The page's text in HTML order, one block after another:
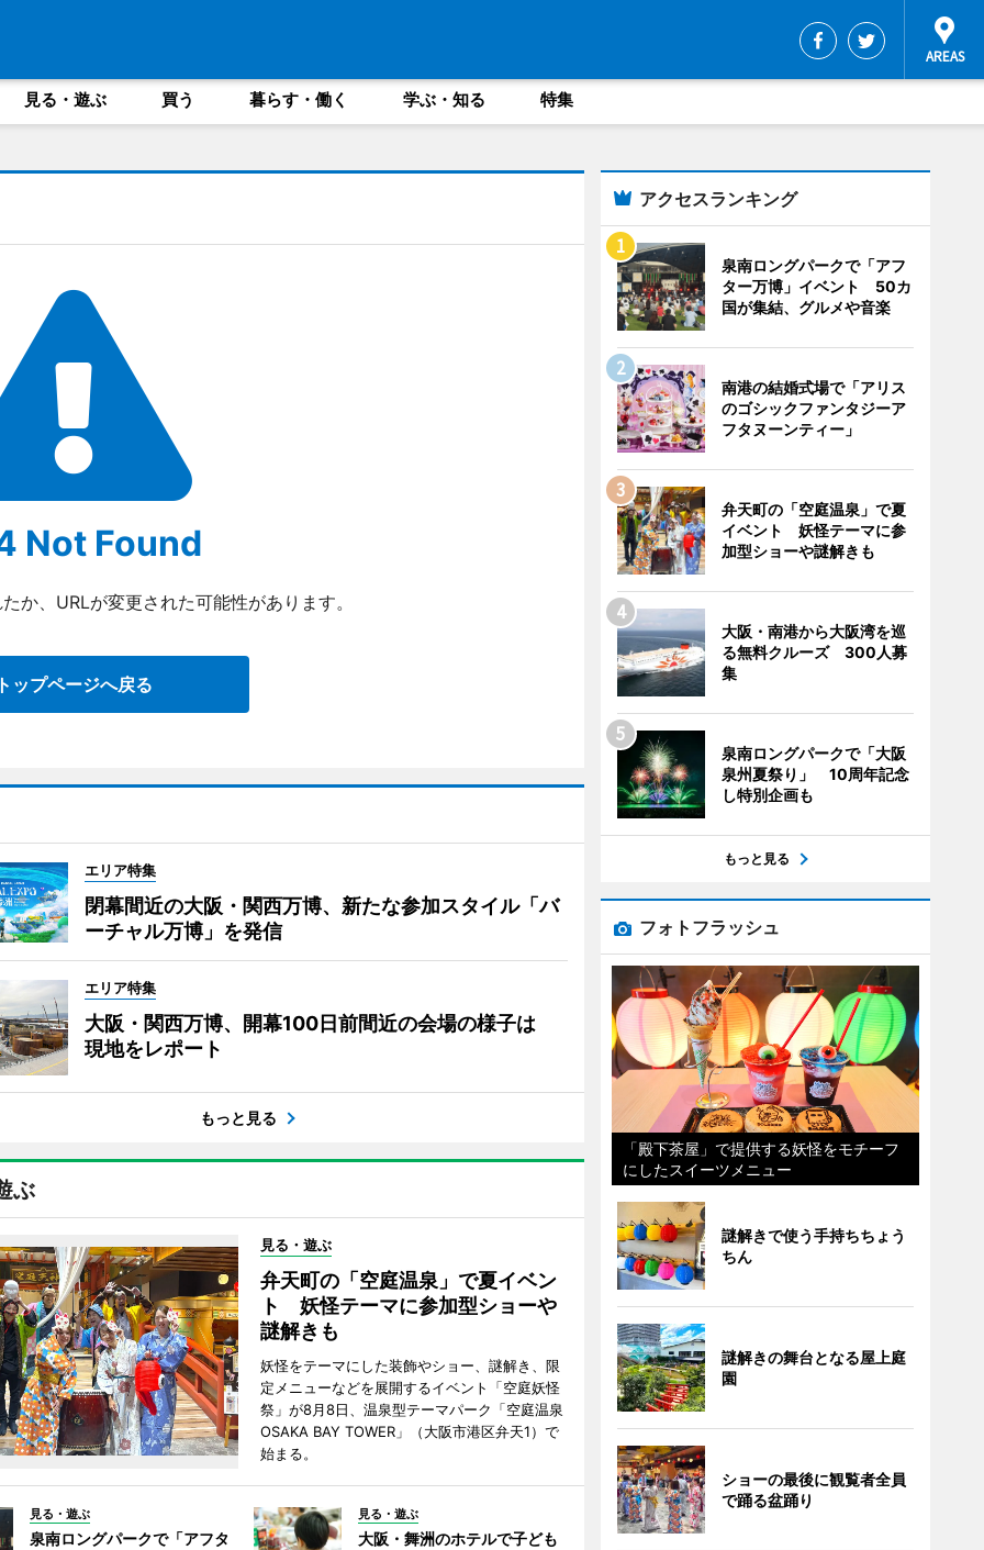
見る・遊ぶ 買う 暮らす・働く 学ぶ・知る 特集
Not Found
か、URLが変更された可能性があります。
ップページへ戻る
エリア特集
閉幕間近の大阪・関西万博、新たな参加スタイル「バ
ーチャル万博」を発信
エリア特集
大阪・関西万博、開幕100日前間近の会場の様子は
現地をレポート
もっと見る
ぶ
見る・遊ぶ
弁天町の「空庭温泉」で夏イベン
ト 妖怪テーマに参加型ショーや
謎解きも
妖怪をテーマにした装飾やショー、謎解き、限
定メニューなどを展開するイベント「空庭妖怪
祭」が8月8日、温泉型テーマパーク「空庭温泉
OSAKA BAY TOWER」（大阪市港区弁天1）で
始まる。
見る・遊ぶ
泉南ロングパークで「アフタ
見る・遊ぶ
大阪・舞洲のホテルで子ども
アクセスランキング
泉南ロングパークで「アフ
ター万博」イベント 50カ
国が集結、グルメや音楽
南港の結婚式場で「アリス
のゴシックファンタジーア
フタヌーンティー」
弁天町の「空庭温泉」で夏
イベント 妖怪テーマに参
加型ショーや謎解きも
大阪・南港から大阪湾を巡
る無料クルーズ 300人募
集
泉南ロングパークで「大阪
泉州夏祭り」 10周年記念
し特別企画も
もっと見る
フォトフラッシュ
「殿下茶屋」で提供する妖怪をモチーフ
にしたスイーツメニュー
謎解きで使う手持ちちょう
ちん
謎解きの舞台となる屋上庭
園
ショーの最後に観覧者全員
で踊る盆踊り